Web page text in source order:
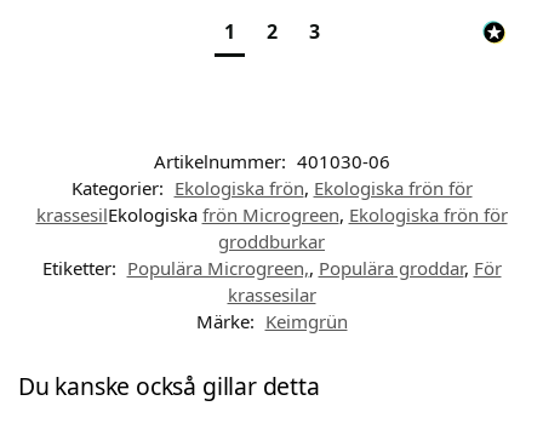
1 2 3
Artikelnummer: 401030-06
Kategorier: Ekologiska frön, Ekologiska frön för
krassesilEkologiska frön Microgreen, Ekologiska frön för
groddburkar
Etiketter: Populära Microgreen,, Populära groddar, För
krassesilar
Märke: Keimgrün
Du kanske också gillar detta